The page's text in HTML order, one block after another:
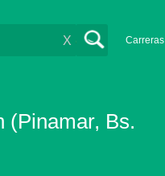
Carreras
X
(Pinamar, Bs.